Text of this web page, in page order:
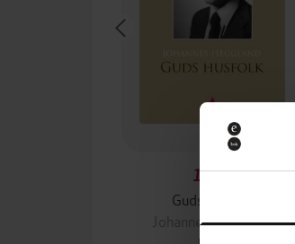
149,-
Guds husfolk
Johannes Heggland